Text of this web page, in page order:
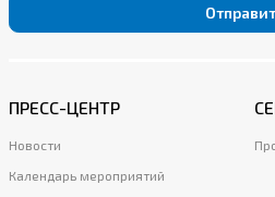
ПРЕСС-ЦЕНТР
Новости
Календарь мероприятий